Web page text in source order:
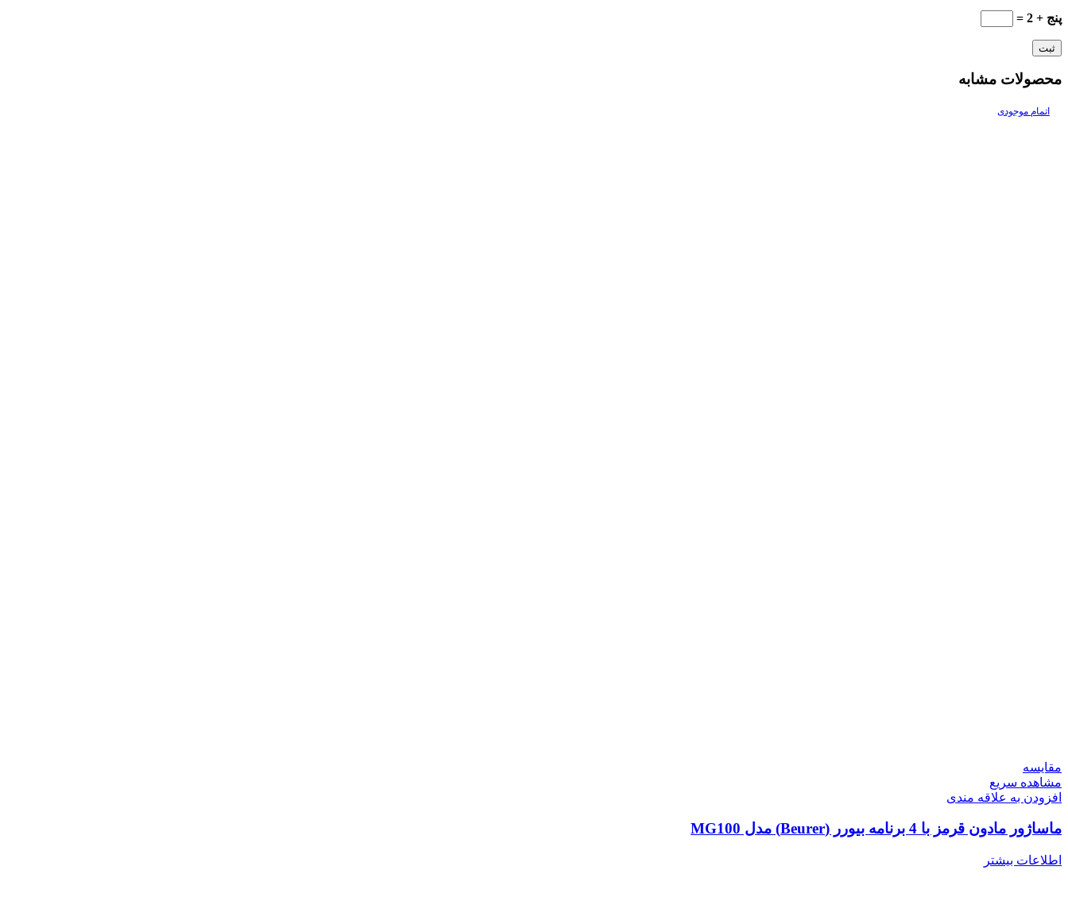
پنج + 2 =
محصولات مشابه
اتمام موجودی
مقایسه
مشاهده سریع
افزودن به علاقه مندی
ماساژور مادون قرمز با 4 برنامه بیورر (Beurer) مدل MG100
اطلاعات بیشتر